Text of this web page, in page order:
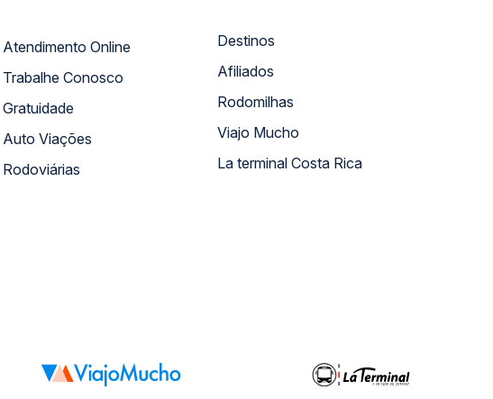
Atendimento Online
Trabalhe Conosco
Gratuidade
Auto Viações
Rodoviárias
Destinos
Afiliados
Rodomilhas
Viajo Mucho
La terminal Costa Rica